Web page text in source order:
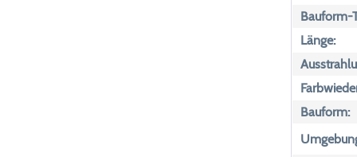
Bauform-
Länge:
Bauform: